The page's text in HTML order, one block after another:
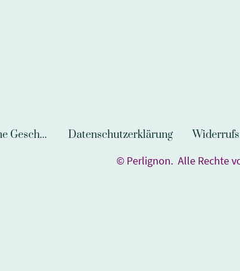
AGB/Allgemeine Geschäftsbedingungen Datenschutzerklärung
© Perlignon. Alle Rechte